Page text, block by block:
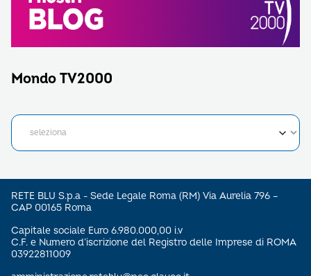
Mondo TV2000
RETE BLU S.p.a - Sede Legale Roma (RM) Via Aurelia 796 –
CAP 00165 Roma
Capitale sociale Euro 6.980.000,00 i.v
C.F. e Numero d’iscrizione del Registro delle Imprese di ROMA
03922811009